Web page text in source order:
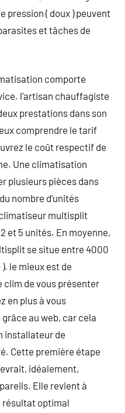
pression ( doux ) peuvent
et tâches de
comporte
l’artisan chauffagiste
prestations dans son
comprendre le tarif
le coût respectif de
Une climatisation
plusieurs pièces dans
nombre d’unités
multisplit
et 5 unités. En moyenne,
se situe entre 4000
le mieux est de
clim de vous présenter
en plus à vous
au web, car cela
installateur de
Cette première étape
idéalement,
Elle revient à
résultat optimal